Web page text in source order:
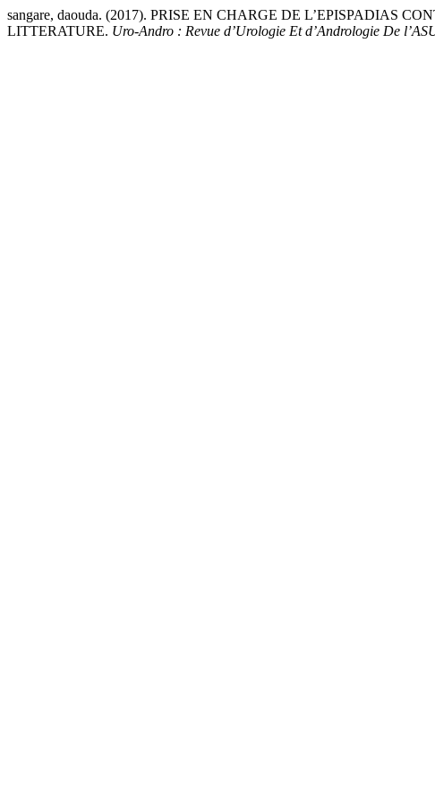
sangare, daouda. (2017). PRISE EN CHARGE DE L’EPISPADIAS
LITTERATURE. Uro-Andro : Revue d’Urologie Et d’Andrologie De